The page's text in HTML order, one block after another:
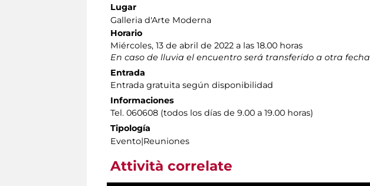
Lugar
Galleria d'Arte Moderna
Horario
Miércoles, 13 de abril de 2022 a las 18.00 horas
En caso de lluvia el encuentro será transferido a otra fecha
Entrada
Entrada gratuita según disponibilidad
Informaciones
Tel. 060608 (todos los días de 9.00 a 19.00 horas)
Tipología
Evento|Reuniones
Attività correlate